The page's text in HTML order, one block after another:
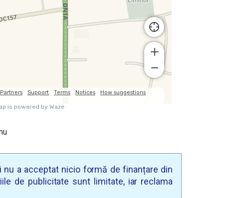
nu a acceptat nicio formă de finanțare din
de publicitate sunt limitate, iar reclama